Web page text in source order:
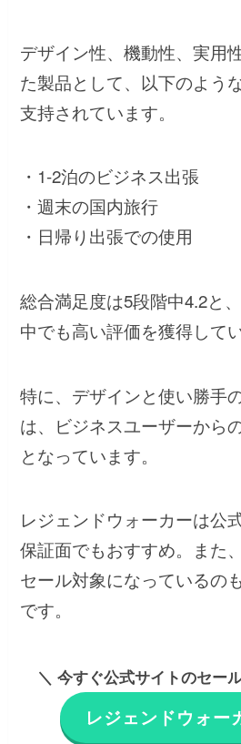
デザイン性、機動性、実用
た製品として、以下のよう
支持されています。
・1-2泊のビジネス出張
・週末の国内旅行
・日帰り出張での使用
総合満足度は5段階中4.2と
中でも高い評価を獲得してい
特に、デザインと使い勝手
は、ビジネスユーザーから
となっています。
レジェンドウォーカーは公
保証面でもおすすめ。また
セール対象になっているの
です。
＼ 今すぐ公式サイトのセー
レジェンドウォー